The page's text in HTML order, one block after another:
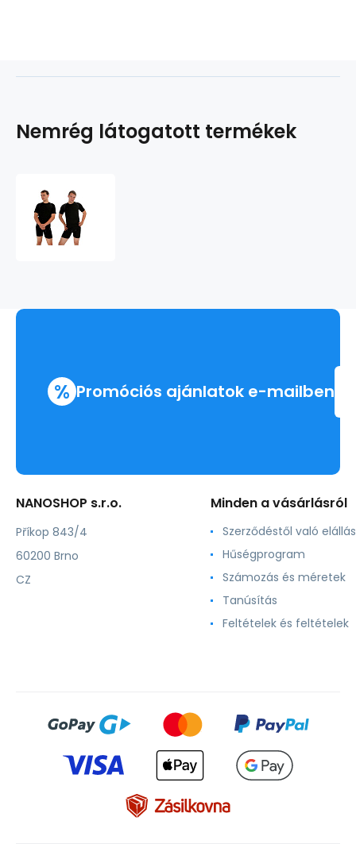
Nemrég látogatott termékek
% Promóciós ajánlatok e-mailben
NANOSHOP s.r.o.
Příkop 843/4
60200 Brno
CZ
Minden a vásárlásról
Szerződéstől való elállás
Hűségprogram
Számozás és méretek
Tanúsítás
Feltételek és feltételek